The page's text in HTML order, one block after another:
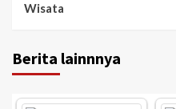
Wisata
Berita lainnnya